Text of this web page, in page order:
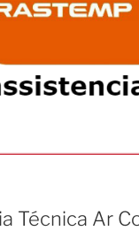
Técnica Ar